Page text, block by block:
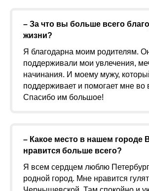
– За что вы больше всего
жизни?
Я благодарна моим родителям.
поддерживали мои увлечения,
начинания. И моему мужу,
поддерживает и помогает мне во
Спасибо им большое!
– Какое место в нашем городе
нравится больше всего?
Я всем сердцем люблю
родной город. Мне нравится